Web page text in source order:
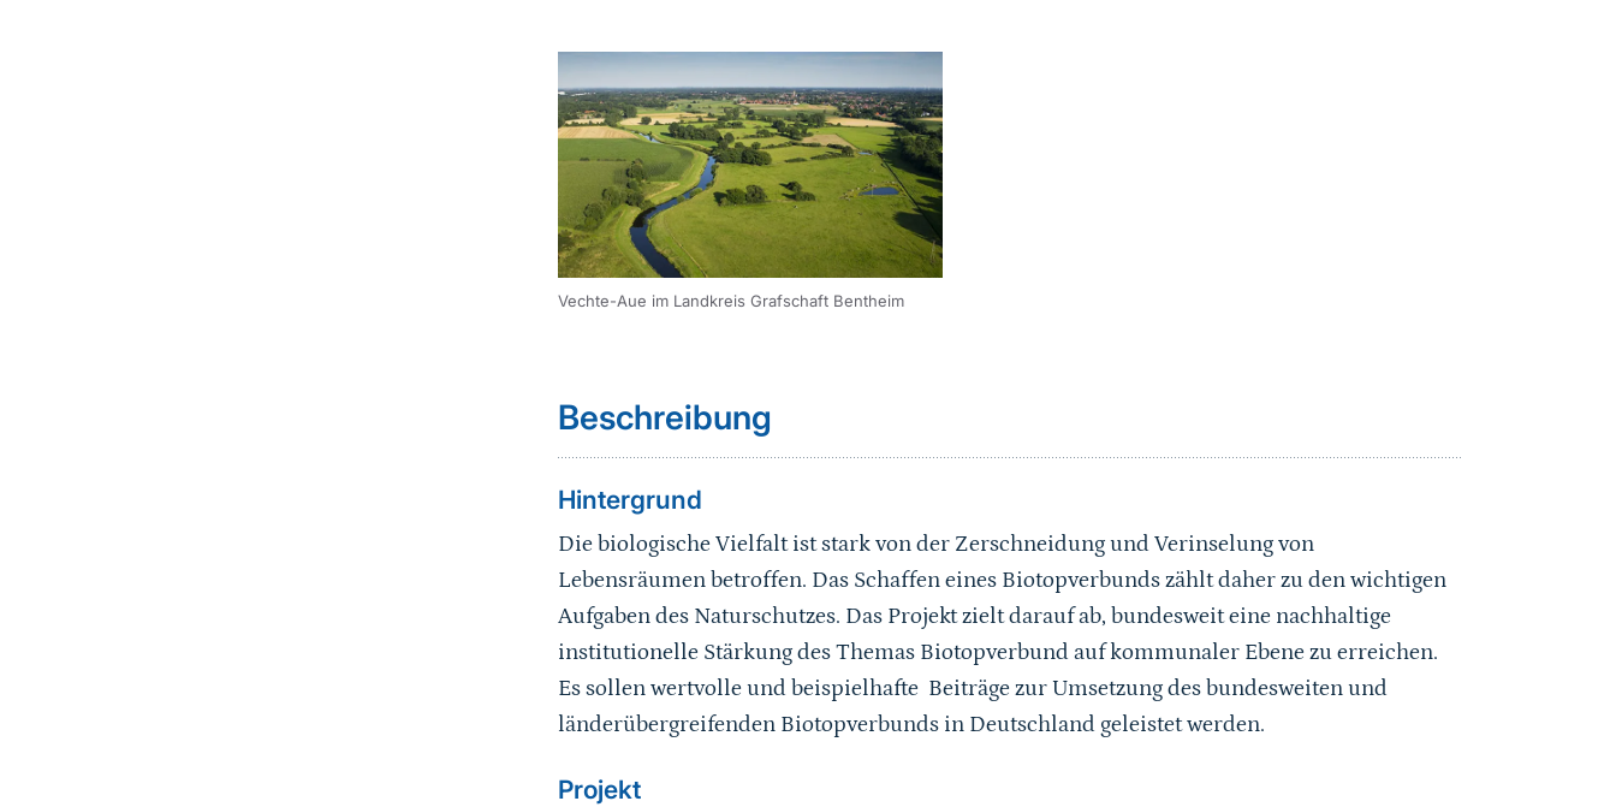
Vechte-Aue im Landkreis Grafschaft Bentheim
Beschreibung
Hintergrund
Die biologische Vielfalt ist stark von der Zerschneidung und Verinselung von
Lebensräumen betroffen. Das Schaffen eines Biotopverbunds zählt daher zu den wichtigen
Aufgaben des Naturschutzes. Das Projekt zielt darauf ab, bundesweit eine nachhaltige
institutionelle Stärkung des Themas Biotopverbund auf kommunaler Ebene zu erreichen.
Es sollen wertvolle und beispielhafte Beiträge zur Umsetzung des bundesweiten und
länderübergreifenden Biotopverbunds in Deutschland geleistet werden.
Projekt